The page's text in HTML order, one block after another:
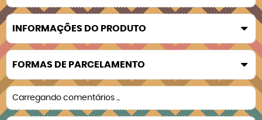
INFORMAÇÕES DO PRODUTO
FORMAS DE PARCELAMENTO
Carregando comentários ...